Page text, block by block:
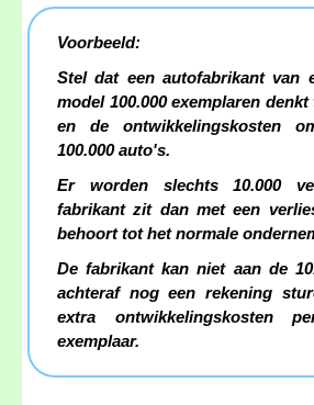
Voorbeeld:
Stel dat een autofabrikant van
model 100.000 exemplaren
en de ontwikkelingskosten
100.000 auto's.
Er worden slechts 10.000
fabrikant zit dan met een
behoort tot het normale
De fabrikant kan niet aan de
achteraf nog een rekening
extra ontwikkelingskosten
exemplaar.